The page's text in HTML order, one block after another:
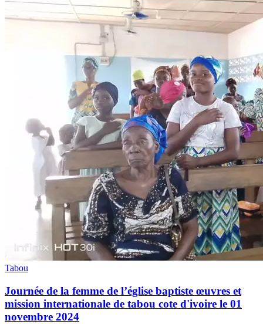
Tabou
Journée de la femme de l’église baptiste œuvres et
mission internationale de tabou cote d'ivoire le 01
novembre 2024